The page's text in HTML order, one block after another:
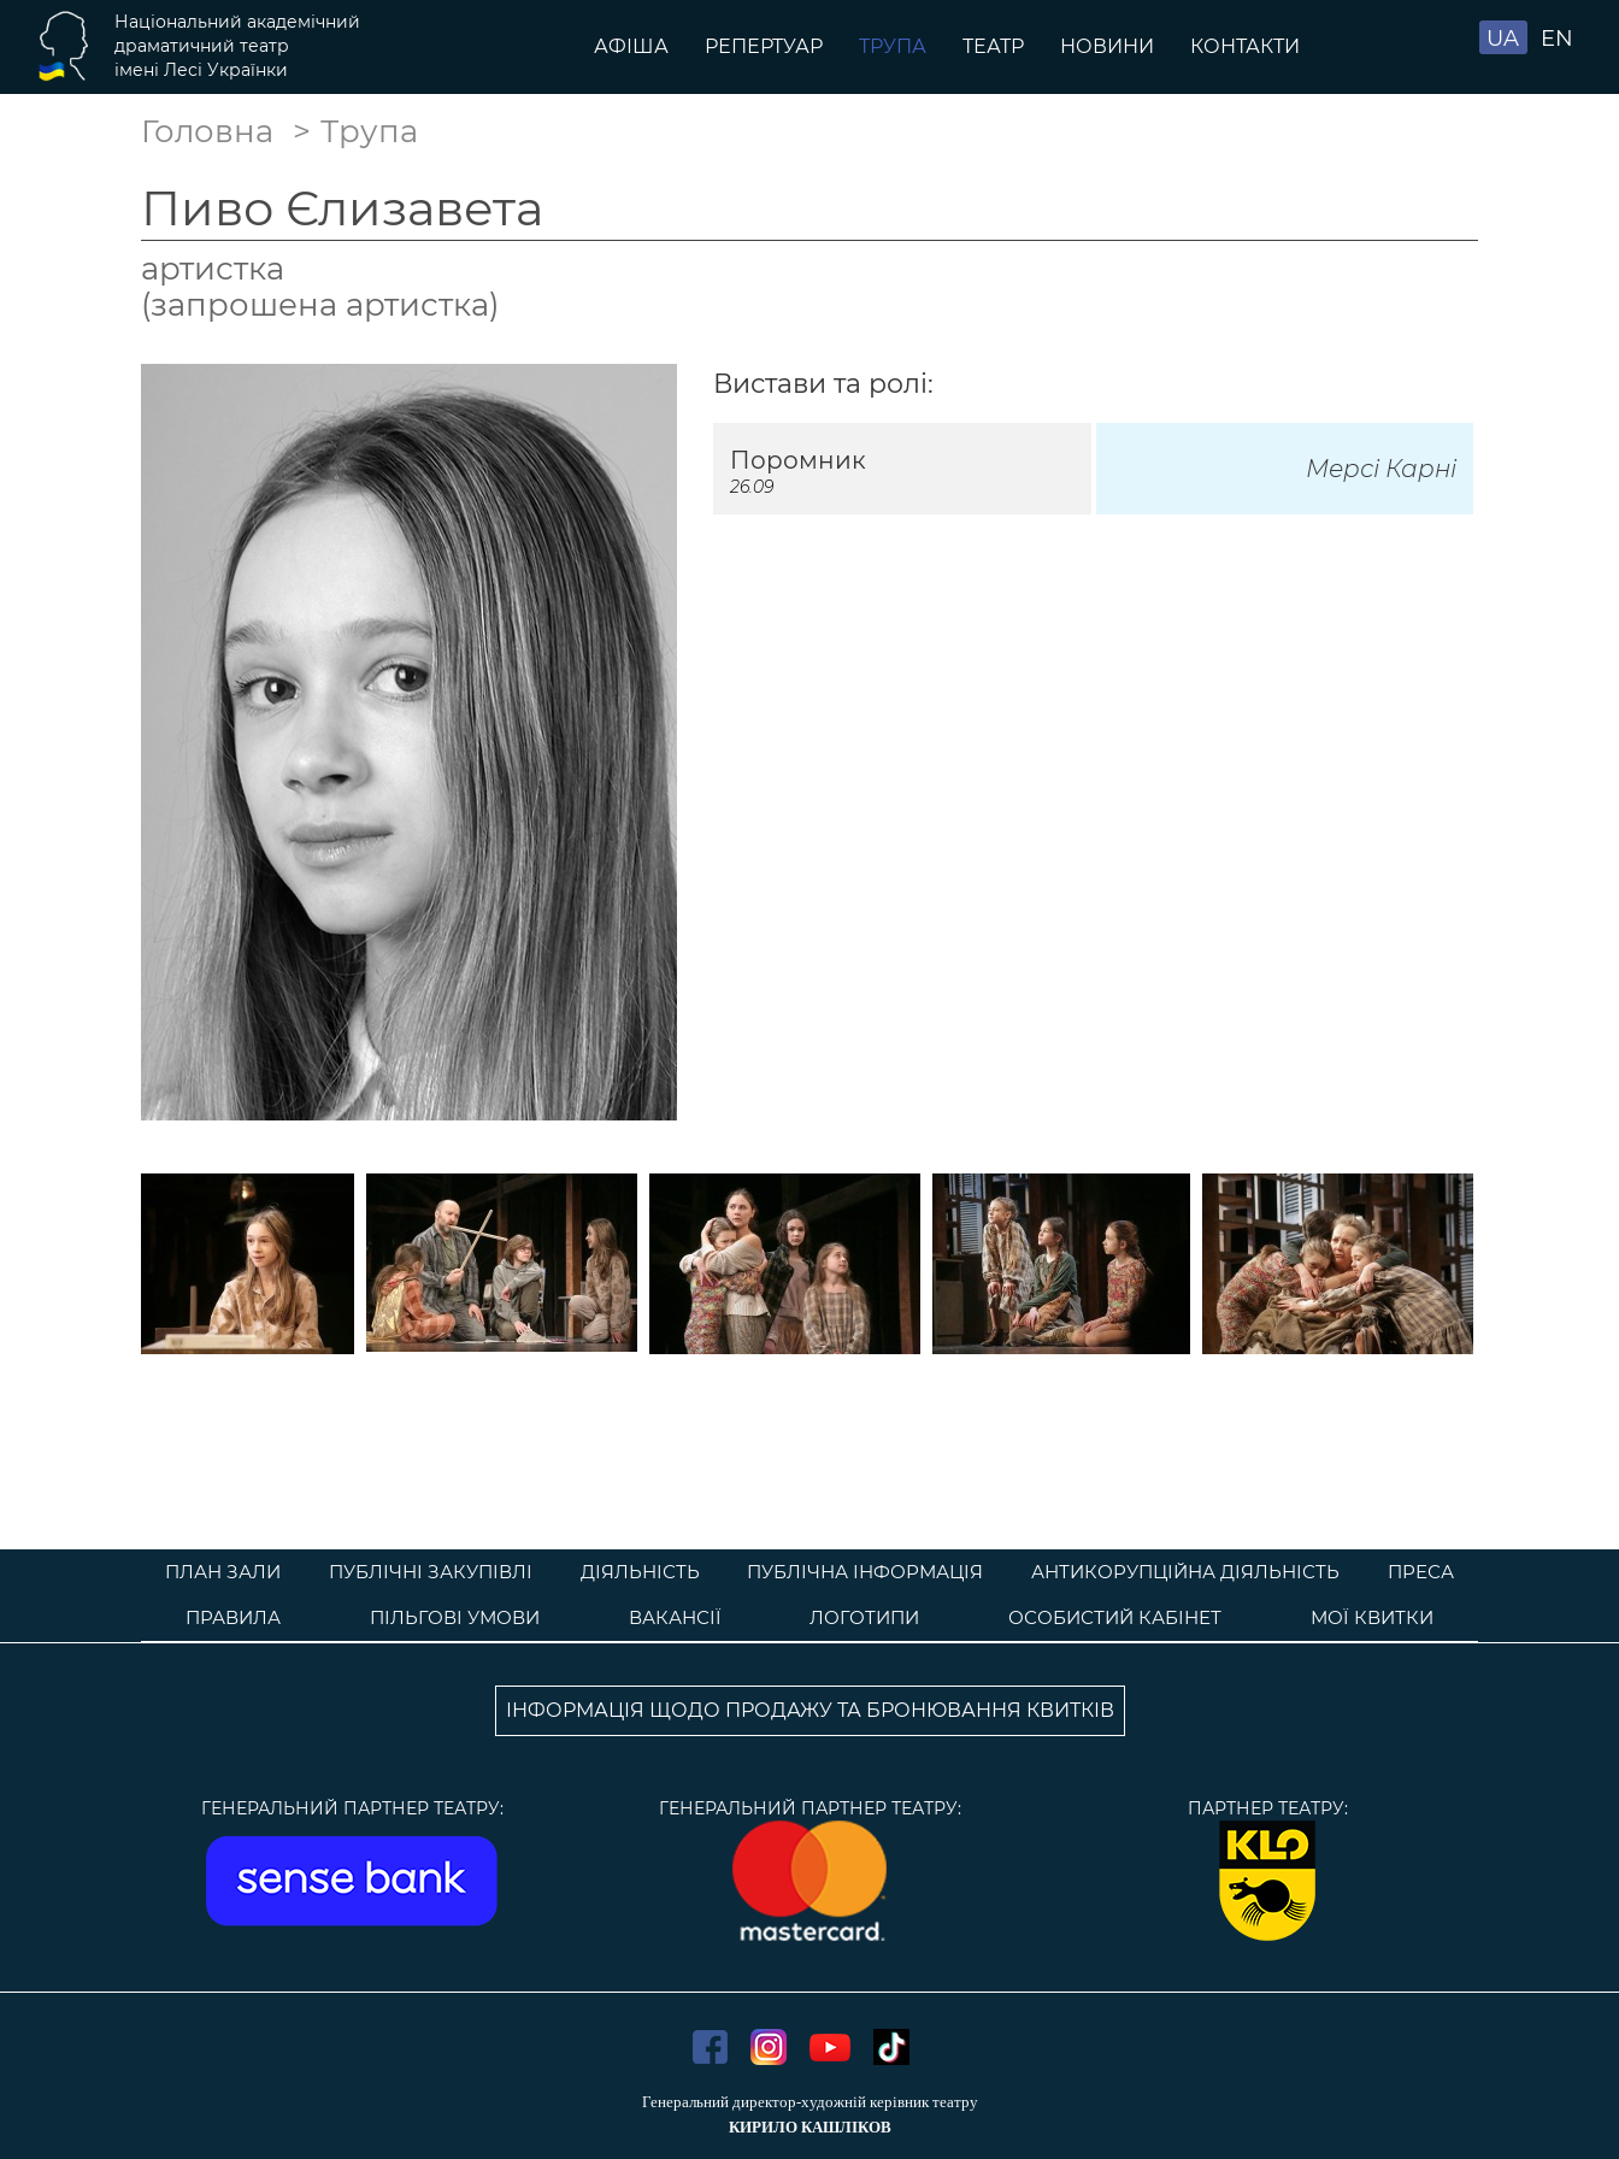
АФІША РЕПЕРТУАР ТРУПА ТЕАТР НОВИНИ КОНТАКТИ UA EN
Національний академічний
драматичний театр
імені Лесі Українки
Головна Трупа
Пиво Єлизавета
артистка
(запрошена артистка)
Вистави та ролі:
Поромник
26.09
Мерсі Карні
ПЛАН ЗАЛИ ПУБЛІЧНІ ЗАКУПІВЛІ ДІЯЛЬНІСТЬ ПУБЛІЧНА ІНФОРМАЦІЯ АНТИКОРУПЦІЙНА ДІЯЛЬНІСТЬ
ПРЕСА
ПРАВИЛА
ПІЛЬГОВІ УМОВИ ВАКАНСІЇ ЛОГОТИПИ ОСОБИСТИЙ КАБІНЕТ МОЇ КВИТКИ
ІНФОРМАЦІЯ ЩОДО ПРОДАЖУ ТА БРОНЮВАННЯ КВИТКІВ
ГЕНЕРАЛЬНИЙ ПАРТНЕР ТЕАТРУ: ГЕНЕРАЛЬНИЙ ПАРТНЕР ТЕАТРУ: ПАРТНЕР ТЕАТРУ:
Генеральний директор-художній керівник театру
КИРИЛО КАШЛІКОВ